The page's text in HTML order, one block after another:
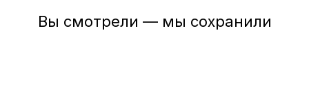
Вы смотрели — мы сохранили